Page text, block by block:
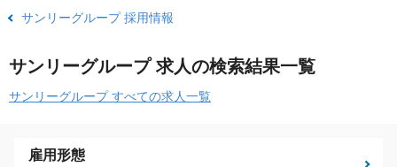
サンリーグループ 採用情報
サンリーグループ 求人の検索結果一覧
サンリーグループ すべての求人一覧
雇用形態